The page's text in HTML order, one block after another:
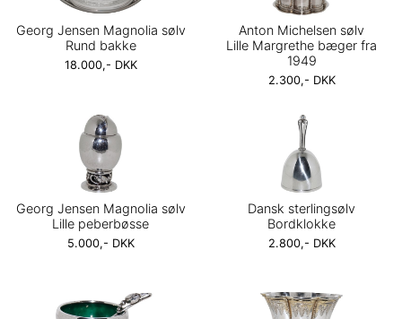
Georg Jensen Magnolia sølv
Rund bakke
18.000,- DKK
Anton Michelsen sølv
Lille Margrethe bæger fra
1949
2.300,- DKK
Georg Jensen Magnolia sølv
Lille peberbøsse
5.000,- DKK
Dansk sterlingsølv
Bordklokke
2.800,- DKK